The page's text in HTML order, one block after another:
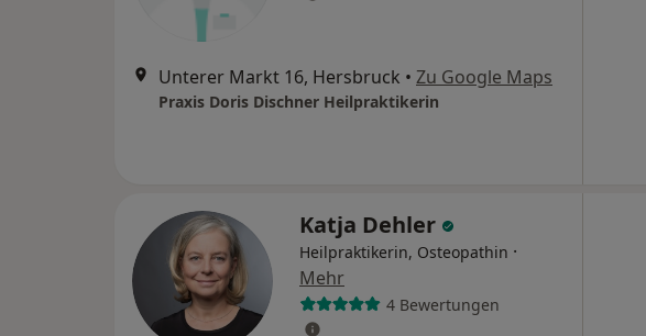
Unterer Markt 16, Hersbruck • Zu Google Maps
Praxis Doris Dischner Heilpraktikerin
Katja Dehler
Heilpraktikerin, Osteopathin ·
Mehr
4 Bewertungen